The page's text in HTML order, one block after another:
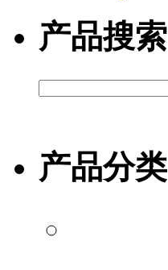
产品搜索
产品分类